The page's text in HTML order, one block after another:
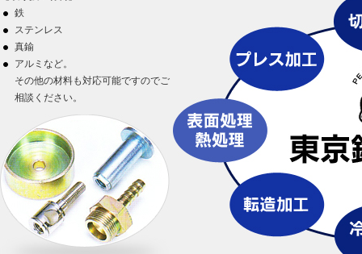
鉄
ステンレス
真鍮
アルミなど。
その他の材料も対応可能ですのでご
相談ください。